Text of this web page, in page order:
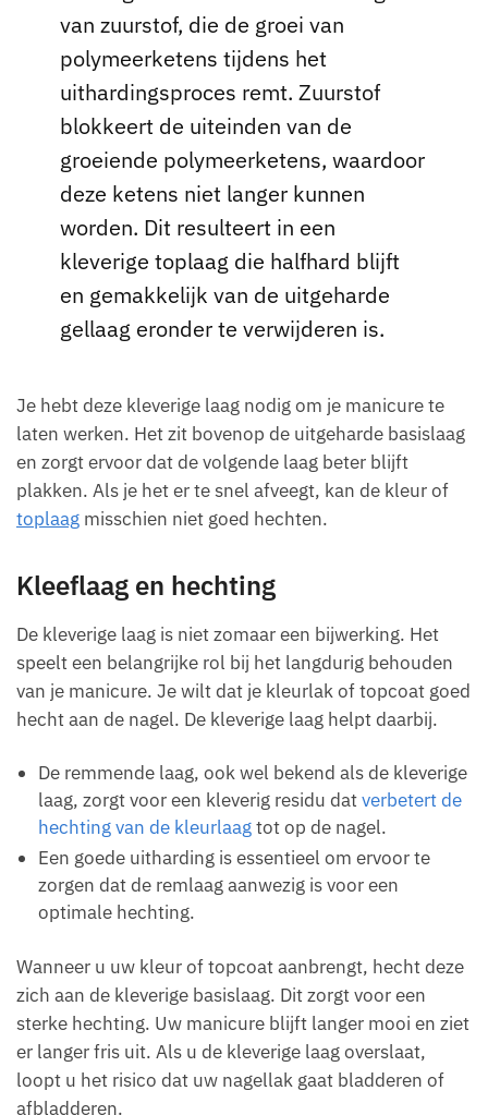
van zuurstof, die de groei van
polymeerketens tijdens het
uithardingsproces remt. Zuurstof
blokkeert de uiteinden van de
groeiende polymeerketens, waardoor
deze ketens niet langer kunnen
worden. Dit resulteert in een
kleverige toplaag die halfhard blijft
en gemakkelijk van de uitgeharde
gellaag eronder te verwijderen is.
Je hebt deze kleverige laag nodig om je manicure te
laten werken. Het zit bovenop de uitgeharde basislaag
en zorgt ervoor dat de volgende laag beter blijft
plakken. Als je het er te snel afveegt, kan de kleur of
toplaag misschien niet goed hechten.
Kleeflaag en hechting
De kleverige laag is niet zomaar een bijwerking. Het
speelt een belangrijke rol bij het langdurig behouden
van je manicure. Je wilt dat je kleurlak of topcoat goed
hecht aan de nagel. De kleverige laag helpt daarbij.
De remmende laag, ook wel bekend als de kleverige
laag, zorgt voor een kleverig residu datverbetert de
hechting van de kleurlaagtot op de nagel.
Een goede uitharding is essentieel om ervoor te
zorgen dat de remlaag aanwezig is voor een
optimale hechting.
Wanneer u uw kleur of topcoat aanbrengt, hecht deze
zich aan de kleverige basislaag. Dit zorgt voor een
sterke hechting. Uw manicure blijft langer mooi en ziet
er langer fris uit. Als u de kleverige laag overslaat,
loopt u het risico dat uw nagellak gaat bladderen of
afbladderen.